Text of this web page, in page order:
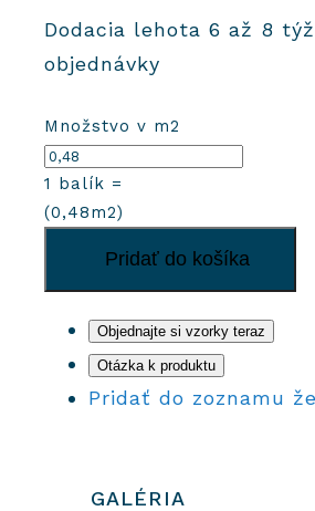
Dodacia lehota 6 až 8
objednávky
Množstvo v m2
1
balík =
(0,48m2)
Cementové
dlaždice
2001
Pridať do košíka
Objednajte si vzorky teraz
Otázka k produktu
Pridať do zoznamu
GALÉRIA